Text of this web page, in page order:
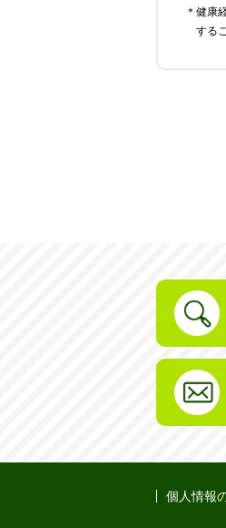
＊健康経営とは...従業員やその家族の健康管理を経営的視点で考え、戦略的に実践
する
個人情報